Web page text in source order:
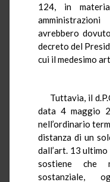
124, in
avrebbero
decreto del
cui il medesimo
Tuttavia, il
data 4 maggio
nell’ordinario
distanza di un
dall’art. 13 ultimo
sostiene che
sostanziale,